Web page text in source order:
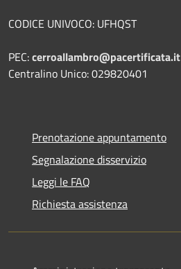
CODICE UNIVOCO: UFHQST
PEC:cerroallambro@pacertificata.it
Centralino Unico: 029820401
Prenotazione appuntamento
Segnalazione disservizio
Leggi le FAQ
Richiesta assistenza